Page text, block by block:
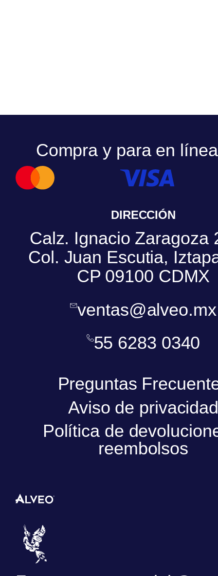
Compra y para en
DIRECCIÓN
Calz. Ignacio Zaragoza
Col. Juan Escutia,
CP 09100 CDMX
ventas@alveo.mx
55 6283 0340
Preguntas
Aviso de
Política de
reembolsos